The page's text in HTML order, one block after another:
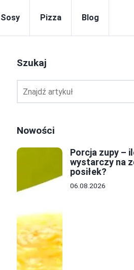
Sosy Pizza Blog
Szukaj
Nowości
Porcja zupy –
wystarczy na
posiłek?
06.08.2026